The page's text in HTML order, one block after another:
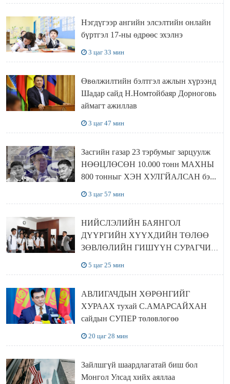
Нэгдүгээр ангийн элсэлтийн онлайн
бүртгэл 17-ны өдрөөс эхэлнэ
3 цаг 33 мин
Өвөлжилтийн бэлтгэл ажлын хүрээнд
Шадар сайд Н.Номтойбаяр Дорноговь
аймагт ажиллав
3 цаг 47 мин
Засгийн газар 23 тэрбумыг зарцуулж
НӨӨЦЛӨСӨН 10.000 тонн МАХНЫ
800 тонныг ХЭН ХУЛГЙАЛСАН бэ...
3 цаг 57 мин
НИЙСЛЭЛИЙН БАЯНГОЛ
ДҮҮРГИЙН ХҮҮХДИЙН ТӨЛӨӨ
ЗӨВЛӨЛИЙН ГИШҮҮН СУРАГЧИД
5 цаг 25 мин
АВЛИГАЧДЫН ХӨРӨНГИЙГ
ХУРААХ тухай С.АМАРСАЙХАН
сайдын СУПЕР төлөвлөгөө
20 цаг 28 мин
Зайлшгүй шаардлагатай биш бол
Монгол Улсад хийх аяллаа